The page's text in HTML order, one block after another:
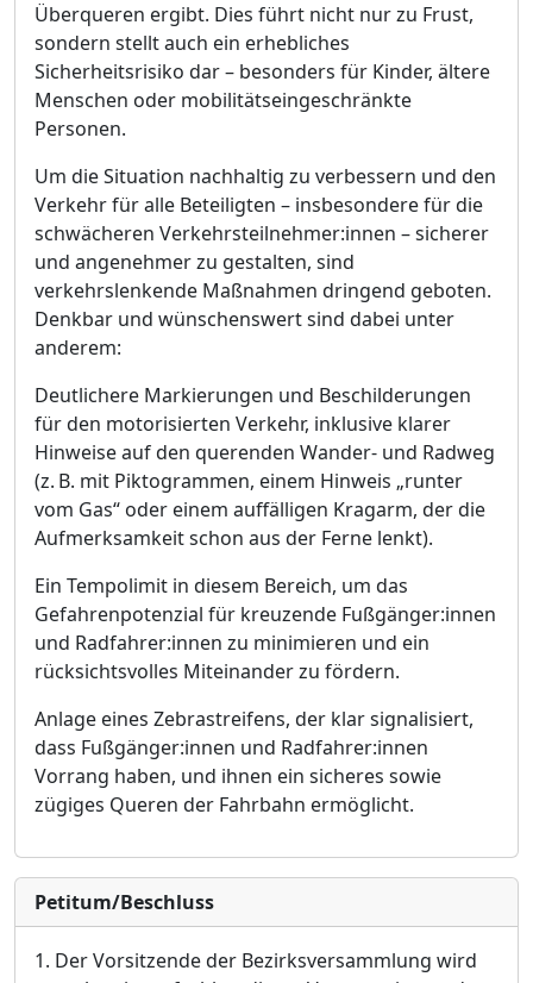
Überqueren ergibt. Dies führt nicht nur zu Frust,
sondern stellt auch ein erhebliches
Sicherheitsrisiko dar– besonders für Kinder, ältere
Menschen oder mobilitätseingeschränkte
Personen.
Um die Situation nachhaltig zu verbessern und den
Verkehr für alle Beteiligten – insbesondere für die
schwächeren Verkehrsteilnehmer:innen –sicherer
und angenehmer zu gestalten, sind
verkehrslenkende Maßnahmen dringend geboten.
Denkbar und wünschenswert sind dabei unter
anderem:
Deutlichere Markierungen und Beschilderungen
für den motorisierten Verkehr, inklusive klarer
Hinweise auf den querenden Wander- und Radweg
(z. B. mit Piktogrammen, einem Hinweis „runter
vom Gas“ oder einem auffälligen Kragarm, der die
Aufmerksamkeit schon aus der Ferne lenkt).
Ein Tempolimit in diesem Bereich, um das
Gefahrenpotenzial für kreuzende Fußgänger:innen
und Radfahrer:innen zu minimieren und ein
rücksichtsvolles Miteinander zu fördern.
Anlage eines Zebrastreifens, der klar signalisiert,
dass Fußgänger:innen und Radfahrer:innen
Vorrang haben, und ihnen ein sicheres sowie
zügiges Queren der Fahrbahn ermöglicht.
Petitum/Beschluss
1. Der Vorsitzende der Bezirksversammlung wird